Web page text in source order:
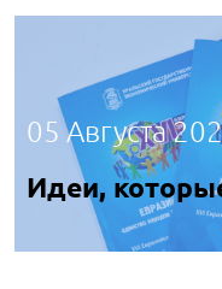
05 Августа
Идеи,